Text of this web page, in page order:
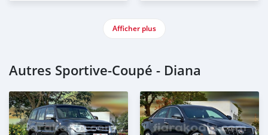
Afficher plus
Autres Sportive‒Coupé - Diana